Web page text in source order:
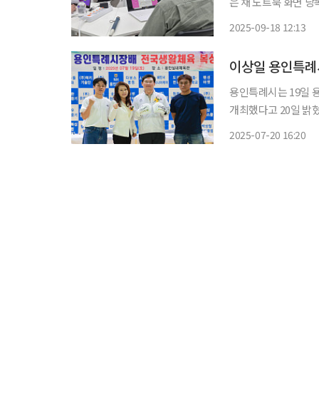
2025-09-18 12:13
용인특례시는 19일
개최했다고 20일 밝혔다. 용인특례시가 주최하고, 용인시복싱협회가 주관
2025-07-20 16:20